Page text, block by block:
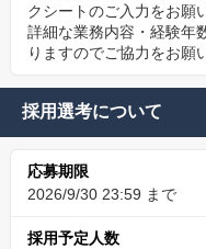
クシートのご入力をお願
詳細な業務内容・経験年
りますのでご協力をお願
採用選考について
応募期限
2026/9/30 23:59 まで
採用予定人数